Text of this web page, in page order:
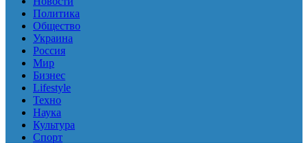
Политика
Общество
Украина
Россия
Мир
Бизнес
Lifestyle
Техно
Наука
Культура
Спорт